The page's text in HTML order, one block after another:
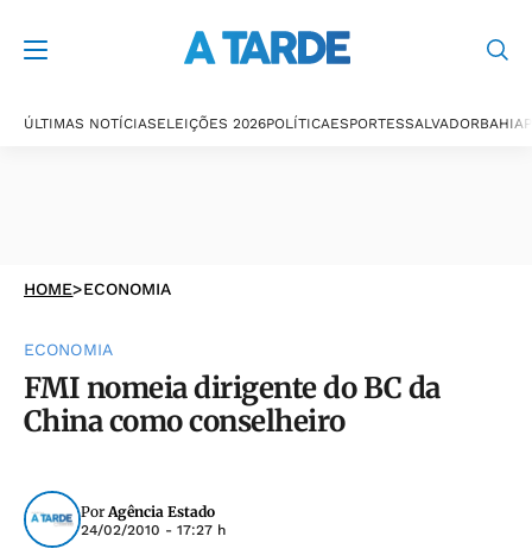
ÚLTIMAS NOTÍCIASELEIÇÕES 2026POLÍTICAESPORTESSALVADORBAHIA
HOME>ECONOMIA
ECONOMIA
FMI nomeia dirigente do BC da
China como conselheiro
PorAgência Estado
24/02/2010 - 17:27 h